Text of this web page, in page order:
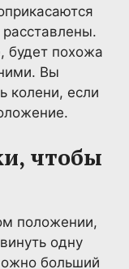
будет похожа
Вы
колени, если
чтобы
положении,
одну
больший